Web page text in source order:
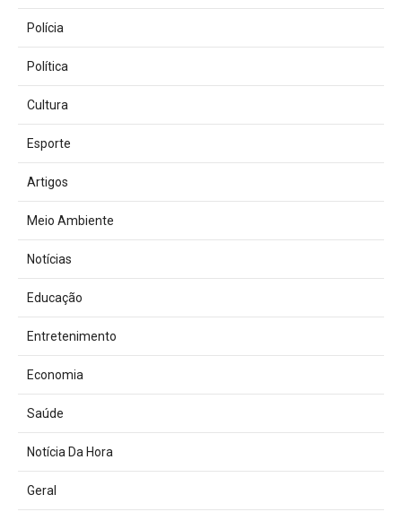
Polícia
Política
Cultura
Esporte
Artigos
Meio Ambiente
Notícias
Educação
Entretenimento
Economia
Saúde
Notícia Da Hora
Geral